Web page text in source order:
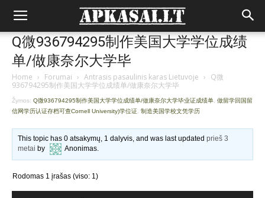
Q微936794295制作美国大学学位成绩
单/做康奈尔大学毕
Home › Forumai › Antrasis pasaulinis karas Lietuvoje › Q微
936794295制作美国大学学位成绩单/做康奈尔大学毕
Žymos: Q微936794295制作美国大学学位成绩单/做康奈尔大学毕业证成绩单 做留学回国留
信网学历认证存档可查Cornell University)学位证 制造美国学校文凭学历
This topic has 0 atsakymų, 1 dalyvis, and was last updatedprieš 3
metai by Anonimas.
Rodomas 1 įrašas (viso: 1)